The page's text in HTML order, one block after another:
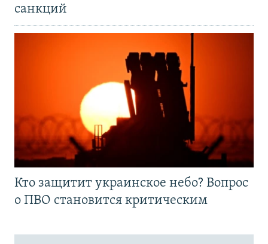
санкций
Кто защитит украинское небо? Вопрос
о ПВО становится критическим